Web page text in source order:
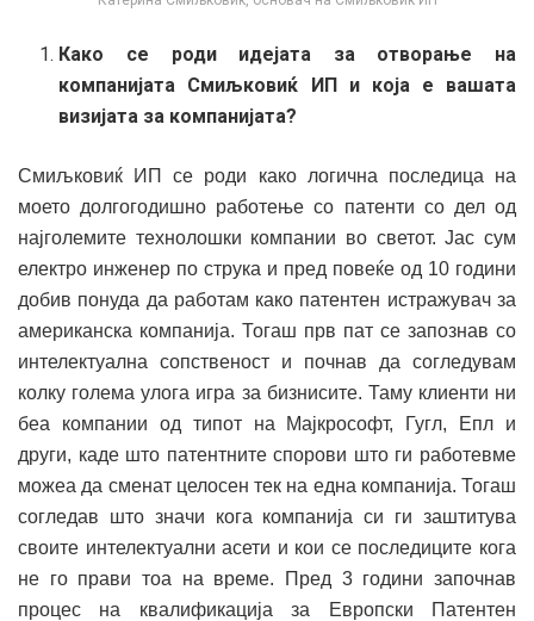
Како се роди идејата за отворање на
компанијата Смиљковиќ ИП и која е вашата
визијата за компанијата?
Смиљковиќ ИП се роди како логична последица на
моето долгогодишно работење со патенти со дел од
најголемите технолошки компании во светот. Јас сум
електро инженер по струка и пред повеќе од 10 години
добив понуда да работам како патентен истражувач за
американска компанија. Тогаш прв пат се запознав со
интелектуална сопственост и почнав да согледувам
колку голема улога игра за бизнисите. Таму клиенти ни
беа компании од типот на Мајкрософт, Гугл, Епл и
други, каде што патентните спорови што ги работевме
можеа да сменат целосен тек на една компанија. Тогаш
согледав што значи кога компанија си ги заштитува
своите интелектуални асети и кои се последиците кога
не го прави тоа на време. Пред 3 години започнав
процес на квалификација за Европски Патентен